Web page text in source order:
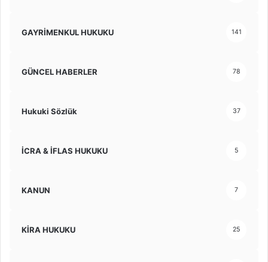
GAYRİMENKUL HUKUKU 141
GÜNCEL HABERLER 78
Hukuki Sözlük 37
İCRA & İFLAS HUKUKU 5
KANUN 7
KİRA HUKUKU 25